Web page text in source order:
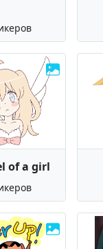
of a girl